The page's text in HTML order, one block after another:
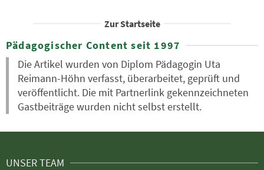
Zur Startseite
Pädagogischer Content seit 1997
Die Artikel wurden von Diplom Pädagogin Uta
Reimann-Höhn verfasst, überarbeitet, geprüft und
veröffentlicht. Die mit Partnerlink gekennzeichneten
Gastbeiträge wurden nicht selbst erstellt.
UNSER TEAM